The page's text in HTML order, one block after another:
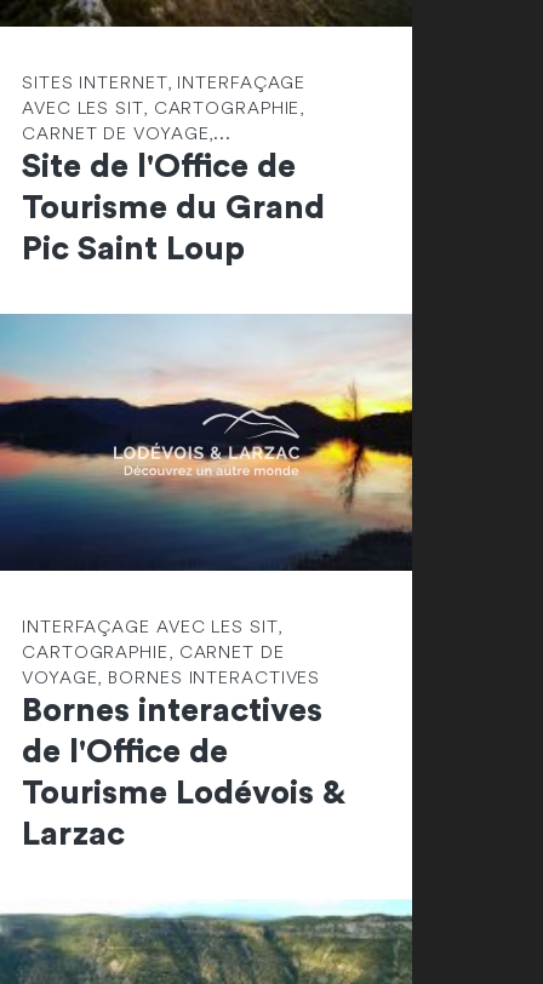
SITES INTERNET, INTERFAÇAGE
AVEC LES SIT, CARTOGRAPHIE,
CARNET DE VOYAGE,...
Site de l'Office de
Tourisme du Grand
Pic Saint Loup
INTERFAÇAGE AVEC LES SIT,
CARTOGRAPHIE, CARNET DE
VOYAGE, BORNES INTERACTIVES
Bornes interactives
de l'Office de
Tourisme Lodévois &
Larzac